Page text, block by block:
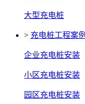
大型充电桩
> 充电桩工程案例
企业充电桩安装
小区充电桩安装
园区充电桩安装